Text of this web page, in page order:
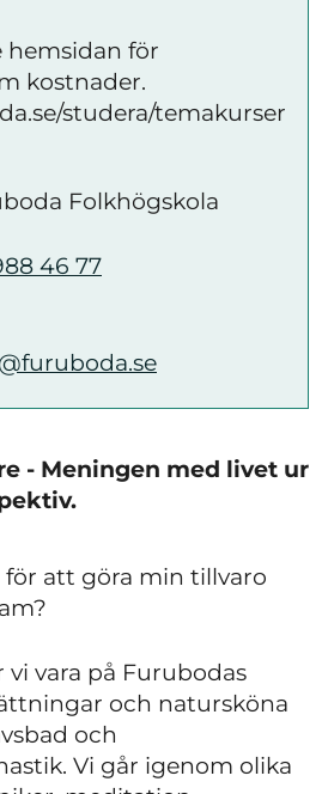
hemsidan för
kostnader.
studera/temakurser
Folkhögskola
46 77
- Meningen med livet ur
för att göra min tillvaro
vara på Furubodas
och natursköna
och
Vi går igenom olika